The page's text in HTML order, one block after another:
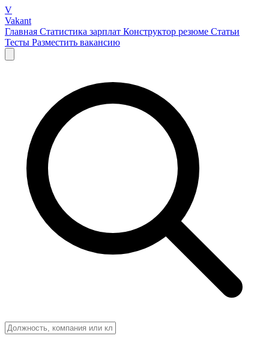
V
Vakant
Главная Статистика зарплат Конструктор резюме Статьи
Тесты Разместить вакансию